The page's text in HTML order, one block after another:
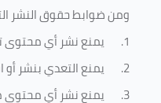
ومن ضوابط حقوق النشر
1.
يمنع نشر أي
2.
يمنع التعدي بنشر
3.
يمنع نشر أي محتوى